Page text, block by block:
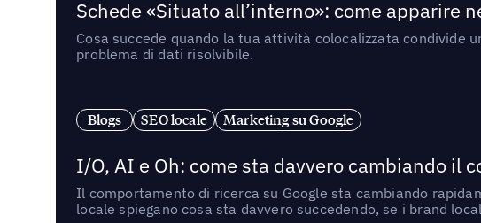
Schede «Situato all’interno»: come apparire
Cosa succede quando la tua attività colocalizzata condivide
problema di dati risolvibile.
Blogs SEO locale Marketing su Google
I/O, AI e Oh: come sta davvero cambiando il
Il comportamento di ricerca su Google sta cambiando
locale spiegano cosa sta davvero succedendo, se i brand